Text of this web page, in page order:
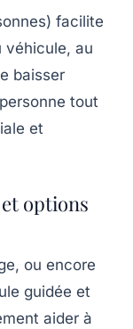
facilite
véhicule, au
baisser
tout
et
options
ou encore
guidée et
aider à